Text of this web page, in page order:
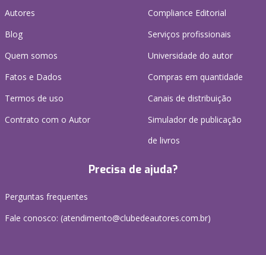
Autores
Blog
Quem somos
Fatos e Dados
Termos de uso
Contrato com o Autor
Compliance Editorial
Serviços profissionais
Universidade do autor
Compras em quantidade
Canais de distribuição
Simulador de publicação
de livros
Precisa de ajuda?
Perguntas frequentes
Fale conosco: (atendimento@clubedeautores.com.br)